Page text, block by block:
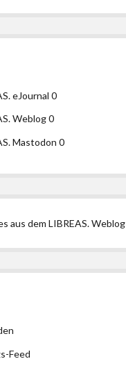
eJournal 0
Weblog0
Mastodon 0
aus dem LIBREAS. Weblog
Feed